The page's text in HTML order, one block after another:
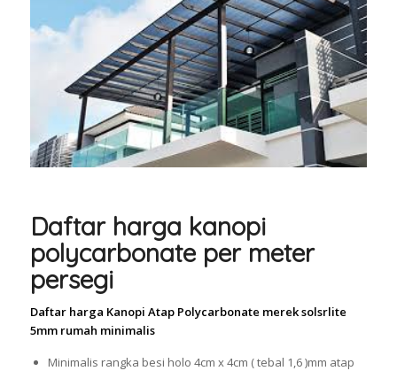
Daftar harga kanopi
polycarbonate per meter
persegi
Daftar harga Kanopi Atap Polycarbonate merek solsrlite
5mm rumah minimalis
Minimalis rangka besi holo 4cm x 4cm ( tebal 1,6 )mm atap